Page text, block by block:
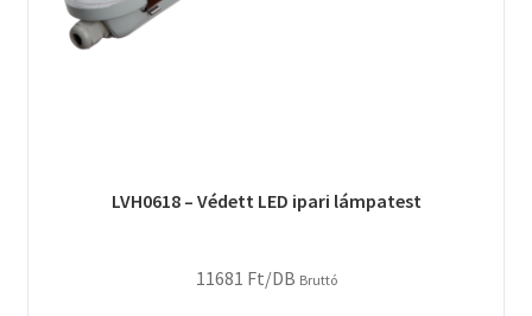
LVH0618 – Védett LED ipari lámpatest
11681 Ft/DB Bruttó